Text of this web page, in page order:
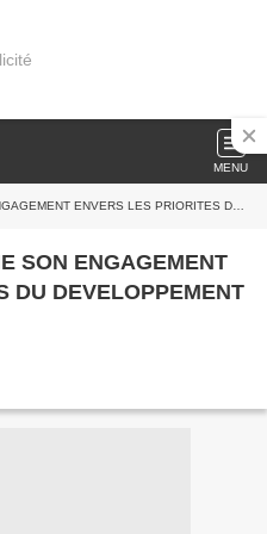
MENU
LES PRIORITES DU DEVELOPPEMENT DE Cuba
SON ENGAGEMENT
DU DEVELOPPEMENT